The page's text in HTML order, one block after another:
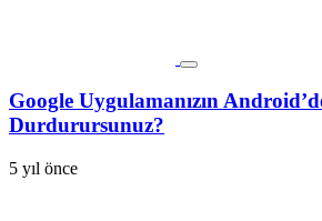
Google Uygulamanızın
Durdurursunuz?
5 yıl önce